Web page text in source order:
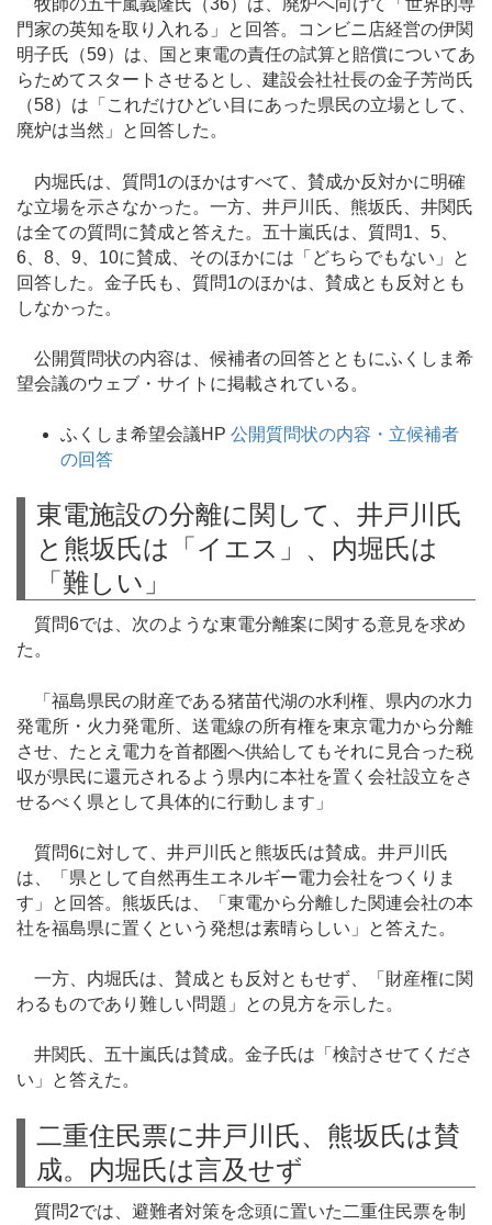
牧師の五十嵐義隆氏（36）は、廃炉へ向けて「世界的専
門家の英知を取り入れる」と回答。コンビニ店経営の伊関
明子氏（59）は、国と東電の責任の試算と賠償についてあ
らためてスタートさせるとし、建設会社社長の金子芳尚氏
（58）は「これだけひどい目にあった県民の立場として、
廃炉は当然」と回答した。
内堀氏は、質問1のほかはすべて、賛成か反対かに明確
な立場を示さなかった。一方、井戸川氏、熊坂氏、井関氏
は全ての質問に賛成と答えた。五十嵐氏は、質問1、5、
6、8、9、10に賛成、そのほかには「どちらでもない」と
回答した。金子氏も、質問1のほかは、賛成とも反対とも
しなかった。
公開質問状の内容は、候補者の回答とともにふくしま希
望会議のウェブ・サイトに掲載されている。
ふくしま希望会議HP 公開質問状の内容・立候補者
の回答
東電施設の分離に関して、井戸川氏
と熊坂氏は「イエス」、内堀氏は
「難しい」
質問6では、次のような東電分離案に関する意見を求め
た。
「福島県民の財産である猪苗代湖の水利権、県内の水力
発電所・火力発電所、送電線の所有権を東京電力から分離
させ、たとえ電力を首都圏へ供給してもそれに見合った税
収が県民に還元されるよう県内に本社を置く会社設立をさ
せるべく県として具体的に行動します」
質問6に対して、井戸川氏と熊坂氏は賛成。井戸川氏
は、「県として自然再生エネルギー電力会社をつくりま
す」と回答。熊坂氏は、「東電から分離した関連会社の本
社を福島県に置くという発想は素晴らしい」と答えた。
一方、内堀氏は、賛成とも反対ともせず、「財産権に関
わるものであり難しい問題」との見方を示した。
井関氏、五十嵐氏は賛成。金子氏は「検討させてくださ
い」と答えた。
二重住民票に井戸川氏、熊坂氏は賛
成。内堀氏は言及せず
質問2では、避難者対策を念頭に置いた二重住民票を制